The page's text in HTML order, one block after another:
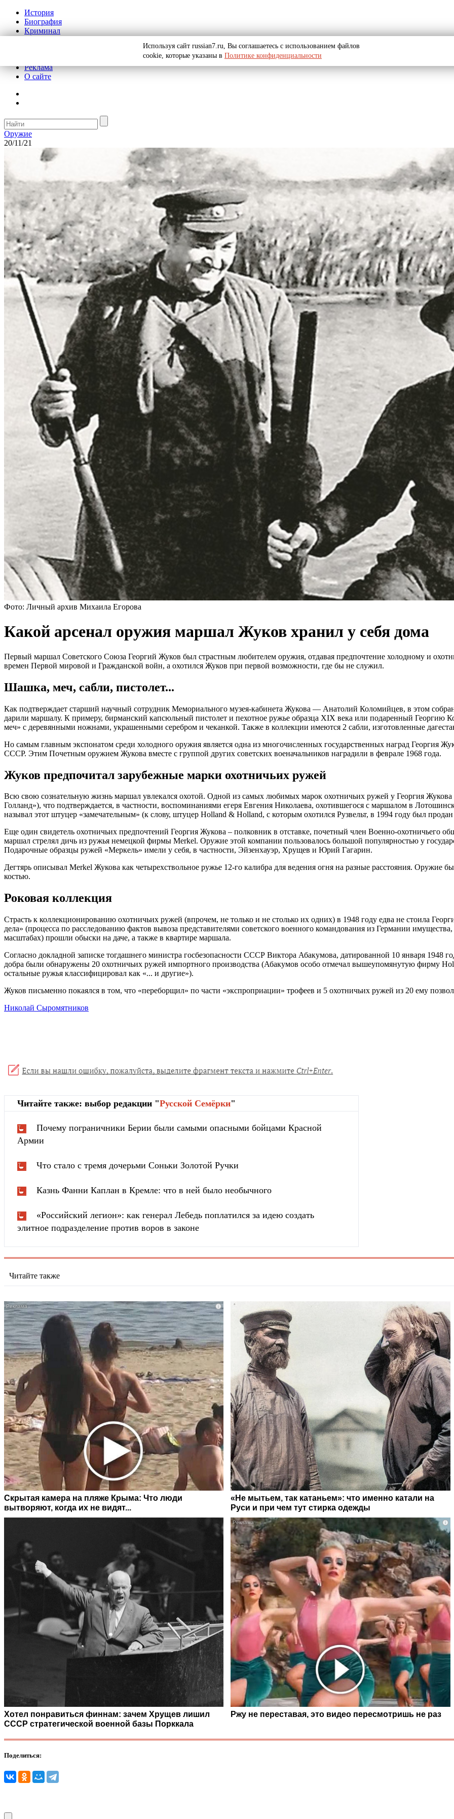
История
Биография
Криминал
Реклама
О сайте
Оружие
20/11/21
Фото: Личный архив Михаила Егорова
Какой арсенал оружия маршал Жуков хранил у себя дома
Первый маршал Советского Союза Георгий Жуков был страстным любителем оружия, отдавая предпочтение холодному и
времен Первой мировой и Гражданской войн, а охотился Жуков при первой возможности, где бы не служил.
Шашка, меч, сабли, пистолет...
Как подтверждает старший научный сотрудник Мемориального музея-кабинета Жукова — Анатолий Коломийцев, в этом
дарили маршалу. К примеру, бирманский капсюльный пистолет и пехотное ружье образца XIX века или подаренный
меч» с деревянными ножнами, украшенными серебром и чеканкой. Также в коллекции имеются 2 сабли, изготовленные
Но самым главным экспонатом среди холодного оружия является одна из многочисленных государственных наград Георгия
СССР. Этим Почетным оружием Жукова вместе с группой других советских военачальников наградили в феврале 1968 года.
Жуков предпочитал зарубежные марки охотничьих ружей
Всю свою сознательную жизнь маршал увлекался охотой. Одной из самых любимых марок охотничьих ружей у Георгия
Голланд»), что подтверждается, в частности, воспоминаниями егеря Евгения Николаева, охотившегося с маршалом в
называл этот штуцер «замечательным» (к слову, штуцер Holland & Holland, с которым охотился Рузвельт, в 1994 году был
Еще один свидетель охотничьих предпочтений Георгия Жукова – полковник в отставке, почетный член Военно-охотничьего
маршал стрелял дичь из ружья немецкой фирмы Merkel. Оружие этой компании пользовалось большой популярностью у
Подарочные образцы ружей «Меркель» имели у себя, в частности, Эйзенхауэр, Хрущев и Юрий Гагарин.
Дегтярь описывал Merkel Жукова как четырехствольное ружье 12-го калибра для ведения огня на разные расстояния. Оружие
костью.
Роковая коллекция
Страсть к коллекционированию охотничьих ружей (впрочем, не только и не столько их одних) в 1948 году едва не стоила
дела» (процесса по расследованию фактов вывоза представителями советского военного командования из Германии
масштабах) прошли обыски на даче, а также в квартире маршала.
Согласно докладной записке тогдашнего министра госбезопасности СССР Виктора Абакумова, датированной 10 января 1948
добра были обнаружены 20 охотничьих ружей импортного производства (Абакумов особо отмечал вышеупомянутую фирму
остальные ружья классифицировал как «... и другие»).
Жуков письменно покаялся в том, что «переборщил» по части «экспроприации» трофеев и 5 охотничьих ружей из 20 ему
Николай Сыромятников
Читайте также: выбор редакции "Русской Cемёрки"
Почему пограничники Берии были самыми опасными бойцами Красной
Армии
Что стало с тремя дочерьми Соньки Золотой Ручки
Казнь Фанни Каплан в Кремле: что в ней было необычного
«Российский легион»: как генерал Лебедь поплатился за идею создать
элитное подразделение против воров в законе
Читайте также
i
Скрытая камера на пляже Крыма: Что люди
вытворяют, когда их не видят...
«Не мытьем, так катаньем»: что именно катали на
Руси и при чем тут стирка одежды
Хотел понравиться финнам: зачем Хрущев лишил
СССР стратегической военной базы Порккала
i
Ржу не переставая, это видео пересмотришь не раз
Поделиться:
Используя сайт russian7.ru, Вы соглашаетесь с использованием файлов
cookie, которые указаны в Политике конфиденциальности